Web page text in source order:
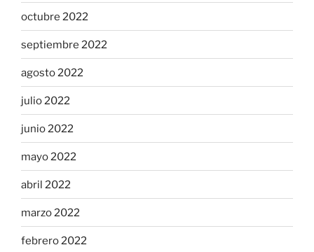
octubre 2022
septiembre 2022
agosto 2022
julio 2022
junio 2022
mayo 2022
abril 2022
marzo 2022
febrero 2022